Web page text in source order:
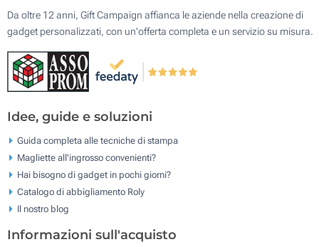
Da oltre 12 anni, Gift Campaign affianca le aziende nella creazione di
gadget personalizzati, con un'offerta completa e un servizio su misura.
Idee, guide e soluzioni
Guida completa alle tecniche di stampa
Magliette all'ingrosso convenienti?
Hai bisogno di gadget in pochi giorni?
Catalogo di abbigliamento Roly
Il nostro blog
Informazioni sull'acquisto